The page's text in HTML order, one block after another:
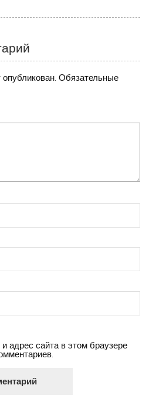
Обязательные
адрес сайта в этом браузере